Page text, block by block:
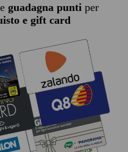
e guadagna puntiper
e gift card